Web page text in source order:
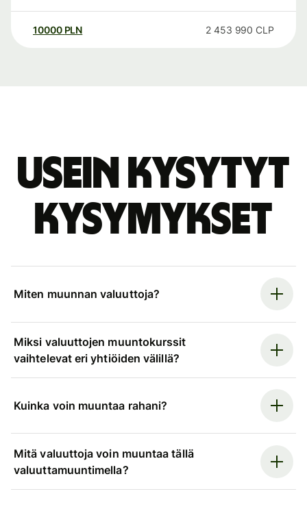
10000 PLN 2 453 990 CLP
Usein kysytyt
kysymykset
Miten muunnan valuuttoja?
Miksi valuuttojen muuntokurssit
vaihtelevat eri yhtiöiden välillä?
Kuinka voin muuntaa rahani?
Mitä valuuttoja voin muuntaa tällä
valuuttamuuntimella?